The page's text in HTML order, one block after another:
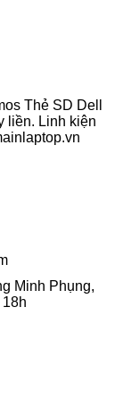
Thẻ SD Dell
liền. Linh kiện
Minh Phụng,